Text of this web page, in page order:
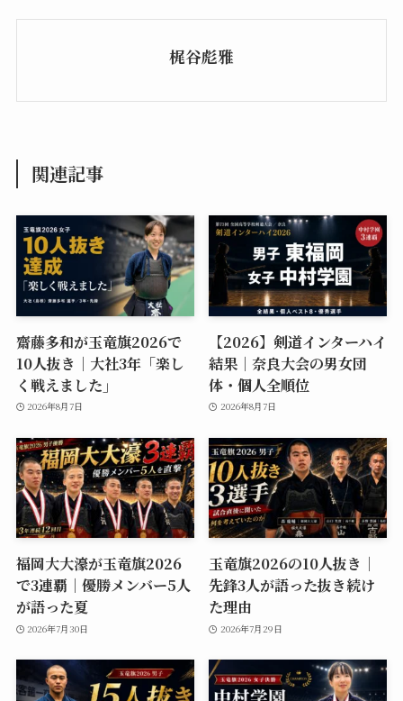
梶谷彪雅
関連記事
齋藤多和が玉竜旗2026で
10人抜き｜大社3年「楽し
く戦えました」
2026年8月7日
【2026】剣道インターハイ
結果｜奈良大会の男女団
体・個人全順位
2026年8月7日
福岡大大濠が玉竜旗2026
で3連覇｜優勝メンバー5人
が語った夏
2026年7月30日
玉竜旗2026の10人抜き｜
先鋒3人が語った抜き続け
た理由
2026年7月29日